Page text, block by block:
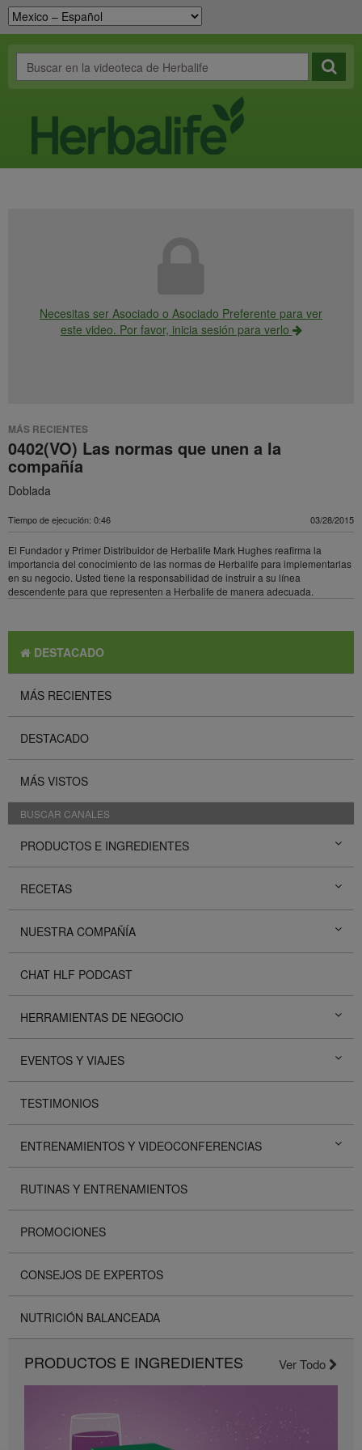
Necesitas ser Asociado o Asociado Preferente para ver
este video. Por favor, inicia sesión para verlo
MÁS RECIENTES
0402(VO) Las normas que unen a la
compañía
Doblada
Tiempo de ejecución: 0:46 03/28/2015
El Fundador y Primer Distribuidor de Herbalife Mark Hughes reafirma la
importancia del conocimiento de las normas de Herbalife para implementarlas
en su negocio. Usted tiene la responsabilidad de instruir a su línea
descendente para que representen a Herbalife de manera adecuada.
DESTACADO
MÁS RECIENTES
DESTACADO
MÁS VISTOS
BUSCAR CANALES
PRODUCTOS E INGREDIENTES
RECETAS
NUESTRA COMPAÑÍA
CHAT HLF PODCAST
HERRAMIENTAS DE NEGOCIO
EVENTOS Y VIAJES
TESTIMONIOS
ENTRENAMIENTOS Y VIDEOCONFERENCIAS
RUTINAS Y ENTRENAMIENTOS
PROMOCIONES
CONSEJOS DE EXPERTOS
NUTRICIÓN BALANCEADA
PRODUCTOS E INGREDIENTES Ver Todo